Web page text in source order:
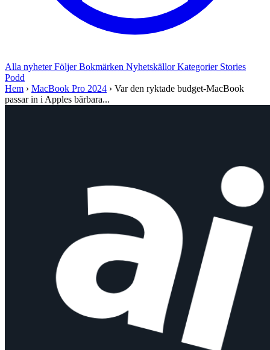
Alla nyheterFöljerBokmärken NyhetskällorKategorier Stories
Podd
Hem › MacBook Pro 2024 › Var den ryktade budget-MacBook
passar in i Apples bärbara...